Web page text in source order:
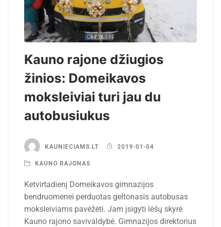
Kauno rajone džiugios
žinios: Domeikavos
moksleiviai turi jau du
autobusiukus
KAUNIECIAMS.LT 2019-01-04
KAUNO RAJONAS
Ketvirtadienį Domeikavos gimnazijos
bendruomenei perduotas geltonasis autobusas
moksleiviams pavėžėti. Jam įsigyti lėšų skyrė
Kauno rajono savivaldybė. Gimnazijos direktorius